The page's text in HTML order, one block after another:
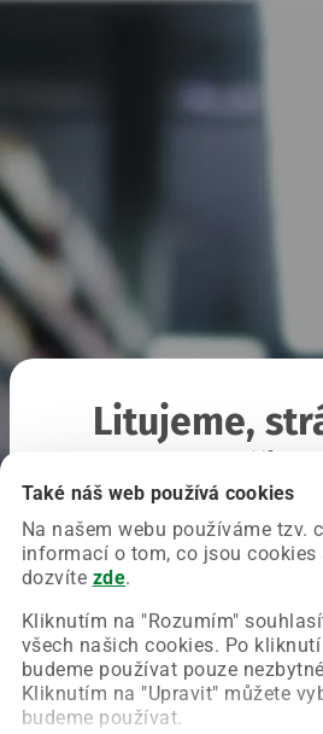
Také náš web používá cookies
Na našem webu používáme tzv.
informací o tom, co jsou cookies
dozvíte zde.
Kliknutím na "Rozumím"
všech našich cookies. Po
budeme používat pouze
Kliknutím na "Upravit" můžete
budeme používat.
Litujeme,
Chyba nastala na naší straně
Zkuste prosím znovu načíst
Obnovit stránku